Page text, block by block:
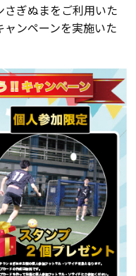
さぎぬまをご利用いた
ャンペーンを実施いた